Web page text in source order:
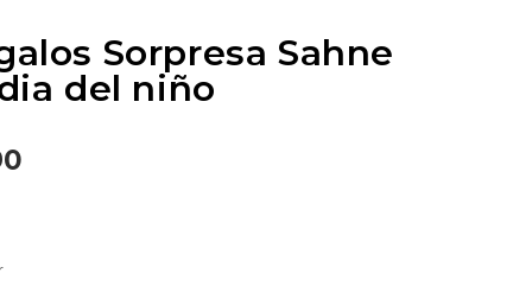
Sorpresa Sahne
del niño